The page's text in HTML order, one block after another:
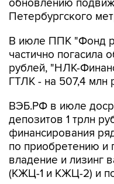
В июле ППК "Фонд
рублей, "НЛК-
ГТЛК - на 507,4 млн
ВЭБ.РФ в июле
финансирования
по приобретению и
владение и лизинг
(КЖЦ-1 и КЖЦ-2) и по
Липецке, Курске и